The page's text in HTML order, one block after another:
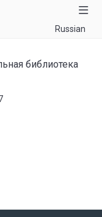
Russian
библиотека